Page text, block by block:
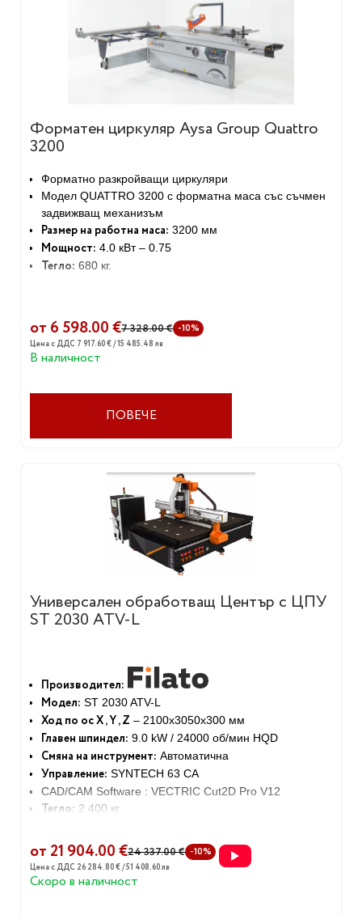
Форматен циркуляр Aysa Group Quattro
3200
Форматно разкройващи циркуляри
Mодел QUATTRO 3200 с форматна маса със съчмен
задвижващ механизъм
Размер на работна маса: 3200 мм
Мощност: 4.0 кВт – 0.75
Тегло: 680 кг.
от 6 598.00 €7 328.00 € -10%
Цена с ДДС 7 917.60 € / 15 485.48 лв
В наличност
ПОВЕЧЕ
Универсален обработващ Център с ЦПУ
ST 2030 ATV-L
Производител:
Модел: ST 2030 ATV-L
Ход по ос X , Y , Z – 2100x3050x300 мм
Главен шпиндел: 9.0 kW / 24000 об/мин HQD
Смяна на инструмент: Автоматична
Управление: SYNTECH 63 CA
CAD/CAM Software : VECTRIC Cut2D Pro V12
Тегло: 2 400 кг
от 21 904.00 €24 337.00 € -10%
Цена с ДДС 26 284.80 € / 51 408.60 лв
Скоро в наличност